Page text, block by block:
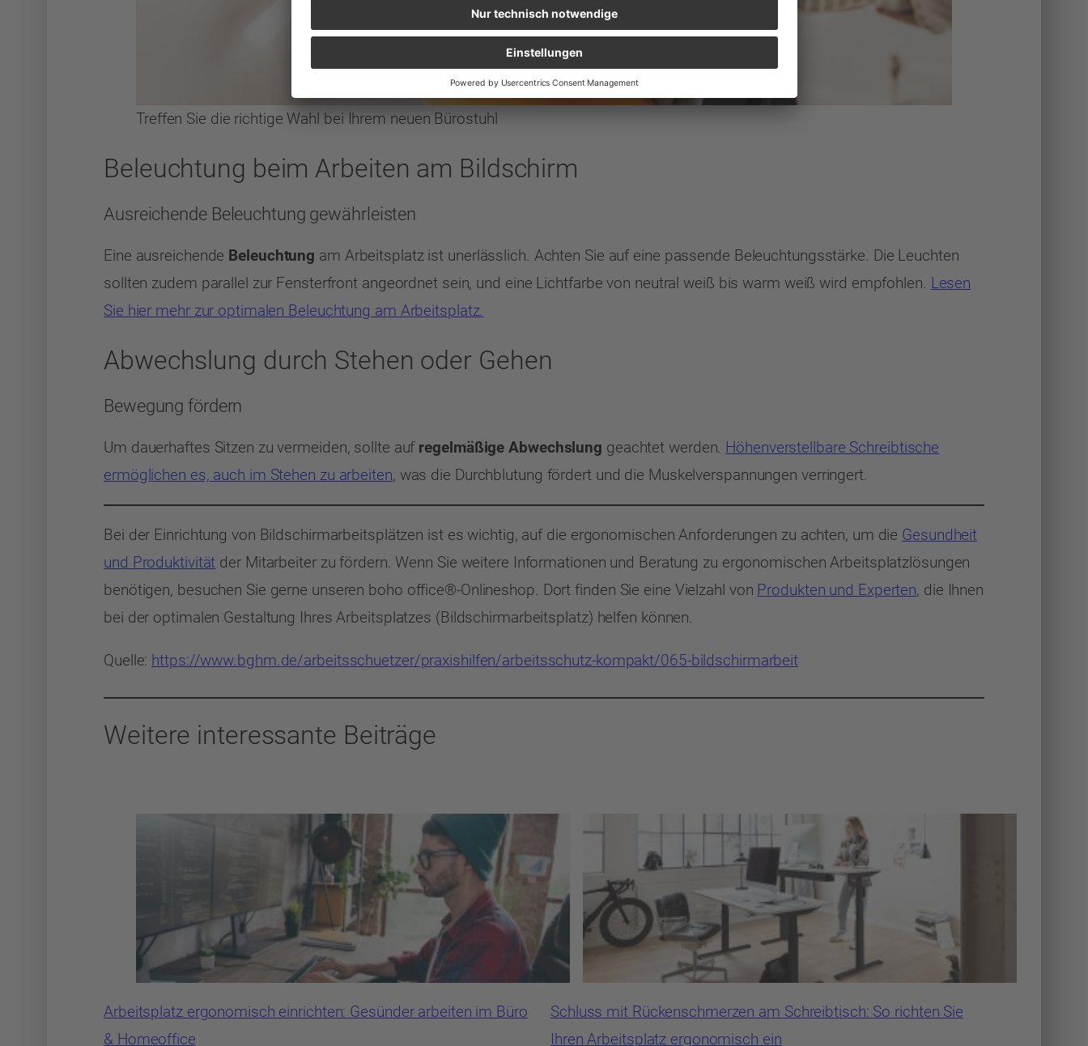
Treffen Sie die richtige Wahl bei Ihrem neuen Bürostuhl
Beleuchtung beim Arbeiten am Bildschirm
Ausreichende Beleuchtung gewährleisten
Eine ausreichende Beleuchtung am Arbeitsplatz ist unerlässlich. Achten Sie auf eine passende Beleuchtungsstärke. Die Leuchten
sollten zudem parallel zur Fensterfront angeordnet sein, und eine Lichtfarbe von neutral weiß bis warm weiß wird empfohlen. Lesen
Sie hier mehr zur optimalen Beleuchtung am Arbeitsplatz.
Abwechslung durch Stehen oder Gehen
Bewegung fördern
Um dauerhaftes Sitzen zu vermeiden, sollte auf regelmäßige Abwechslung geachtet werden. Höhenverstellbare Schreibtische
ermöglichen es, auch im Stehen zu arbeiten, was die Durchblutung fördert und die Muskelverspannungen verringert.
Bei der Einrichtung von Bildschirmarbeitsplätzen ist es wichtig, auf die ergonomischen Anforderungen zu achten, um die Gesundheit
und Produktivität der Mitarbeiter zu fördern. Wenn Sie weitere Informationen und Beratung zu ergonomischen Arbeitsplatzlösungen
benötigen, besuchen Sie gerne unseren boho office®-Onlineshop. Dort finden Sie eine Vielzahl von Produkten und Experten, die Ihnen
bei der optimalen Gestaltung Ihres Arbeitsplatzes (Bildschirmarbeitsplatz) helfen können.
Quelle: https://www.bghm.de/arbeitsschuetzer/praxishilfen/arbeitsschutz-kompakt/065-bildschirmarbeit
Weitere interessante Beiträge
Arbeitsplatz ergonomisch einrichten: Gesünder arbeiten im Büro
& Homeoffice
Schluss mit Rückenschmerzen am Schreibtisch: So richten Sie
Ihren Arbeitsplatz ergonomisch ein